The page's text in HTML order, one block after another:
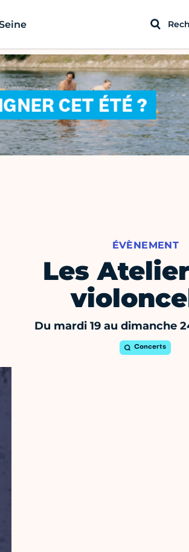
ÉVÈNEMENT
Les
Du mardi 19 au dimanche
Concerts